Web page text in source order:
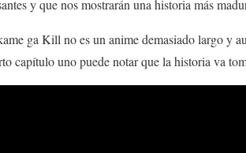
y que nos mostrarán una historia más
ga Kill no es un anime demasiado largo y
capítulo uno puede notar que la historia va